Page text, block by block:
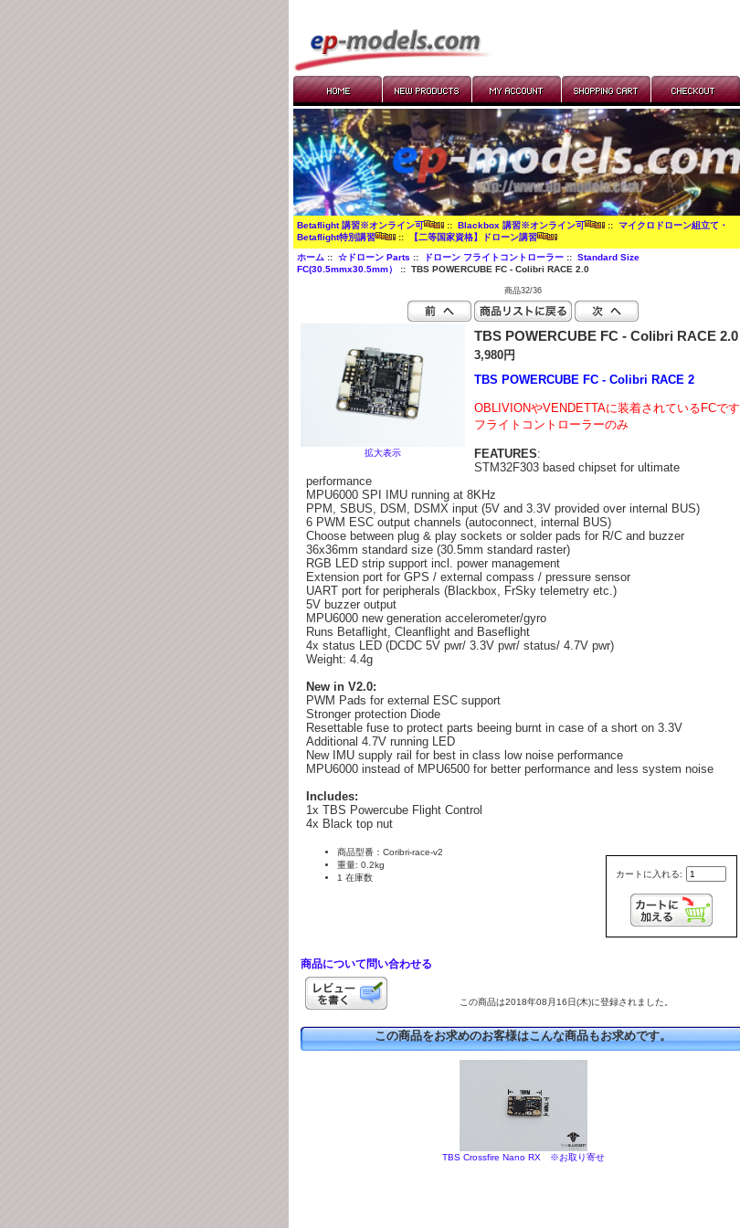
Betaflight 講習※オンライン可 ::Blackbox 講習※オンライン可 ::マイクロドローン組立て・
Betaflight特別講習
:: 【二等国家資格】ドローン講習
ホーム ::☆ドローン Parts :: ドローン フライトコントローラー ::Standard Size
FC(30.5mmx30.5mm）
:: TBS POWERCUBE FC - Colibri RACE 2.0
商品32/36
拡大表示
TBS POWERCUBE FC - Colibri RACE 2.0
3,980円
TBS POWERCUBE FC - Colibri RACE 2
OBLIVIONやVENDETTAに装着されているFCです
フライトコントローラーのみ
FEATURES:
STM32F303 based chipset for ultimate
performance
MPU6000 SPI IMU running at 8KHz
PPM, SBUS, DSM, DSMX input (5V and 3.3V provided over internal BUS)
6 PWM ESC output channels (autoconnect, internal BUS)
Choose between plug & play sockets or solder pads for R/C and buzzer
36x36mm standard size (30.5mm standard raster)
RGB LED strip support incl. power management
Extension port for GPS / external compass / pressure sensor
UART port for peripherals (Blackbox, FrSky telemetry etc.)
5V buzzer output
MPU6000 new generation accelerometer/gyro
Runs Betaflight, Cleanflight and Baseflight
4x status LED (DCDC 5V pwr/ 3.3V pwr/ status/ 4.7V pwr)
Weight: 4.4g
New in V2.0:
PWM Pads for external ESC support
Stronger protection Diode
Resettable fuse to protect parts beeing burnt in case of a short on 3.3V
Additional 4.7V running LED
New IMU supply rail for best in class low noise performance
MPU6000 instead of MPU6500 for better performance and less system noise
Includes:
1x TBS Powercube Flight Control
4x Black top nut
カートに入れる:
商品型番：Coribri-race-v2
重量: 0.2kg
1 在庫数
商品について問い合わせる
この商品は2018年08月16日(木)に登録されました。
この商品をお求めのお客様はこんな商品もお求めです。
TBS Crossfire Nano RX ※お取り寄せ